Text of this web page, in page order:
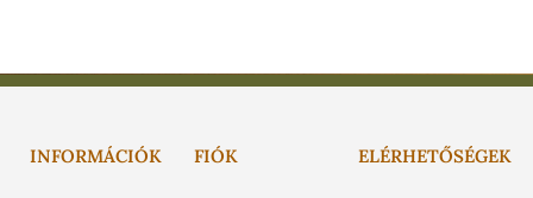
INFORMÁCIÓK FIÓK ELÉRHETŐSÉGEK